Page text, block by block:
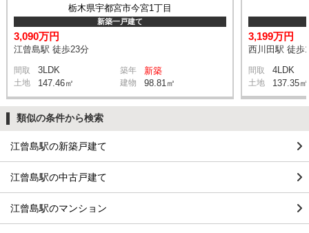
栃木県宇都宮市今宮1丁目
新築一戸建て
3,090万円
江曾島駅 徒歩23分
間取 3LDK 築年 新築
土地 147.46㎡ 建物 98.81㎡
3,199万円
西川田駅 徒歩
間取 4LDK
土地 137.35㎡
類似の条件から検索
江曾島駅の新築戸建て
江曾島駅の中古戸建て
江曾島駅のマンション